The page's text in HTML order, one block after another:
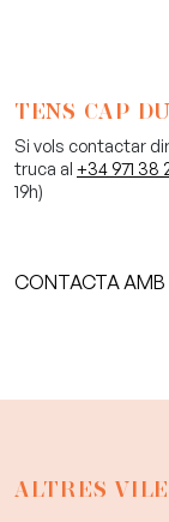
TENS CAP
Si vols contactar
truca al +34 971 38
19h)
CONTACTA AMB
ALTRES